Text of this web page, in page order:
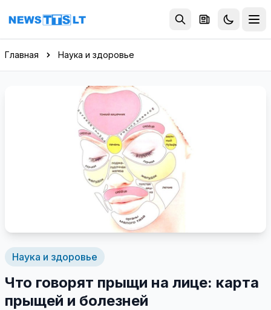
Перейти к содержимому
Главная Наука и здоровье
Наука и здоровье
Что говорят прыщи на лице: карта
прыщей и болезней